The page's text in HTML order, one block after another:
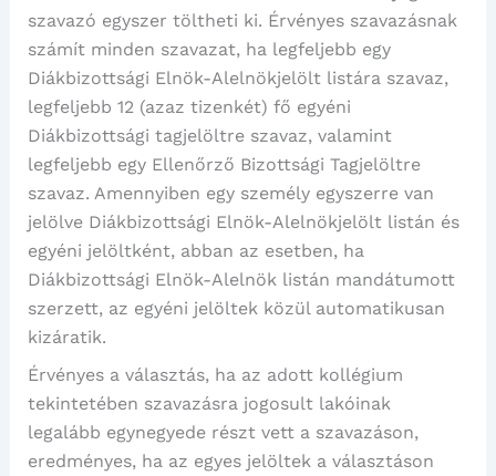
szavazó egyszer töltheti ki. Érvényes szavazásnak
számít minden szavazat, ha legfeljebb egy
Diákbizottsági Elnök-Alelnökjelölt listára szavaz,
legfeljebb 12 (azaz tizenkét) fő egyéni
Diákbizottsági tagjelöltre szavaz, valamint
legfeljebb egy Ellenőrző Bizottsági Tagjelöltre
szavaz. Amennyiben egy személy egyszerre van
jelölve Diákbizottsági Elnök-Alelnökjelölt listán és
egyéni jelöltként, abban az esetben, ha
Diákbizottsági Elnök-Alelnök listán mandátumott
szerzett, az egyéni jelöltek közül automatikusan
kizáratik.
Érvényes a választás, ha az adott kollégium
tekintetében szavazásra jogosult lakóinak
legalább egynegyede részt vett a szavazáson,
eredményes, ha az egyes jelöltek a választáson